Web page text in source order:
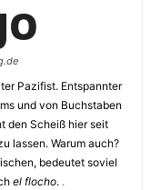
Pazifist. Entspannter
und von Buchstaben
den Scheiß hier seit
lassen. Warum auch?
bedeutet soviel
el flocho. .